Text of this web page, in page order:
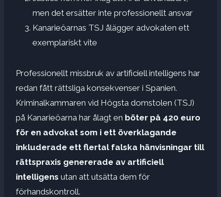
men det ersätter inte professionellt ansvar
Kanarieöarnas TSJ ålägger advokaten ett
exemplariskt vite
Professionellt missbruk av artificiell intelligens har
redan fått rättsliga konsekvenser i Spanien.
Kriminalkammaren vid Högsta domstolen (TSJ)
på Kanarieöarna har ålagt en böter på 420 euro
för en advokat som i ett överklagande
inkluderade ett flertal falska hänvisningar till
rättspraxis genererade av artificiell
intelligens utan att utsätta dem för
förhandskontroll.